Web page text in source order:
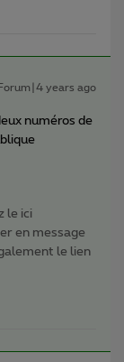
years ago
numéros de
le ici
en message
le lien